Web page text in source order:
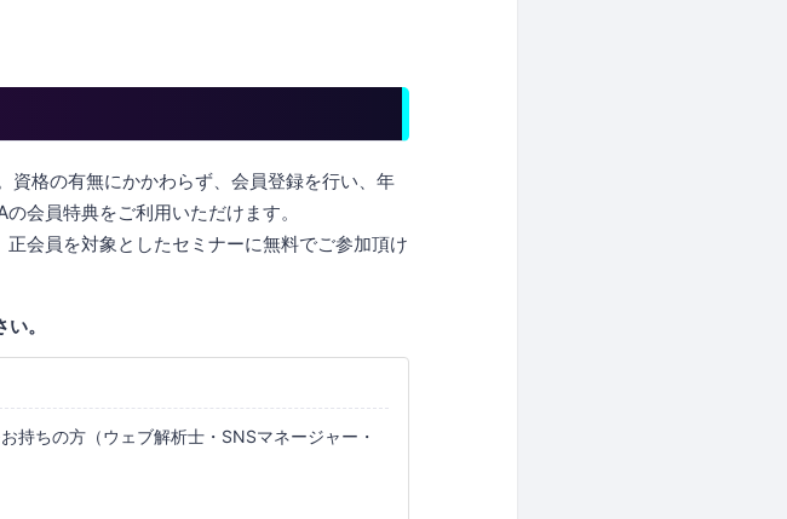
資格の有無にかかわらず、会員登録を行い、年
会員特典をご利用いただけます。
会員を対象としたセミナーに無料でご参加頂け
。
持ちの方（ウェブ解析士・SNSマネージャー・